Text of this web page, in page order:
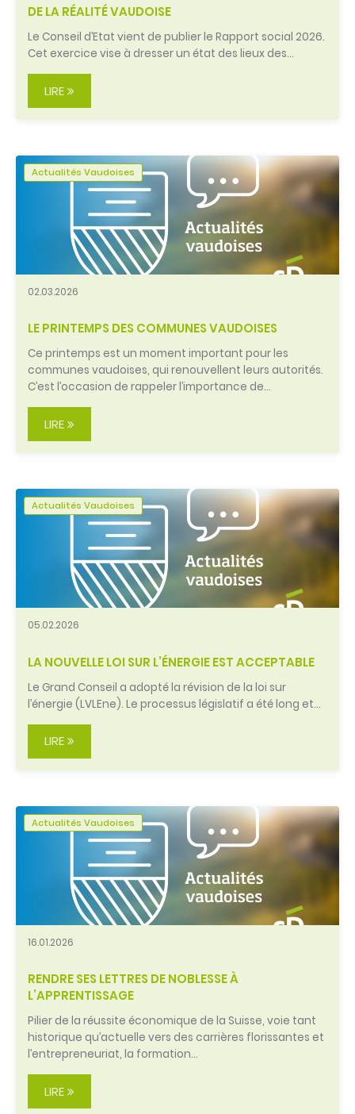
DE LA RÉALITÉ VAUDOISE
Le Conseil d’Etat vient de publier le Rapport social 2026.
Cet exercice vise à dresser un état des lieux des…
LIRE
Actualités Vaudoises
02.03.2026
LE PRINTEMPS DES COMMUNES VAUDOISES
Ce printemps est un moment important pour les
communes vaudoises, qui renouvellent leurs autorités.
C’est l’occasion de rappeler l’importance de…
LIRE
Actualités Vaudoises
05.02.2026
LA NOUVELLE LOI SUR L’ÉNERGIE EST ACCEPTABLE
Le Grand Conseil a adopté la révision de la loi sur
l’énergie (LVLEne). Le processus législatif a été long et…
LIRE
Actualités Vaudoises
16.01.2026
RENDRE SES LETTRES DE NOBLESSE À
L’APPRENTISSAGE
Pilier de la réussite économique de la Suisse, voie tant
historique qu’actuelle vers des carrières florissantes et
l’entrepreneuriat, la formation…
LIRE